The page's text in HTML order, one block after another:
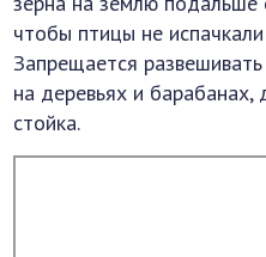
чтобы птицы не
Запрещается
на деревьях и барабанах,
стойка.